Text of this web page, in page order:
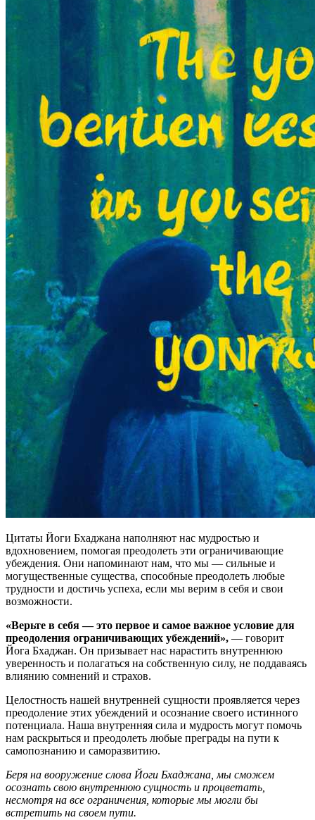
Цитаты Йоги Бхаджана наполняют нас мудростью и
вдохновением, помогая преодолеть эти ограничивающие
убеждения. Они напоминают нам, что мы — сильные и
могущественные существа, способные преодолеть любые
трудности и достичь успеха, если мы верим в себя и свои
возможности.
«Верьте в себя — это первое и самое важное условие для
преодоления ограничивающих убеждений», — говорит
Йога Бхаджан. Он призывает нас нарастить внутреннюю
уверенность и полагаться на собственную силу, не поддаваясь
влиянию сомнений и страхов.
Целостность нашей внутренней сущности проявляется через
преодоление этих убеждений и осознание своего истинного
потенциала. Наша внутренняя сила и мудрость могут помочь
нам раскрыться и преодолеть любые преграды на пути к
самопознанию и саморазвитию.
Беря на вооружение слова Йоги Бхаджана, мы сможем
осознать свою внутреннюю сущность и процветать,
несмотря на все ограничения, которые мы могли бы
встретить на своем пути.